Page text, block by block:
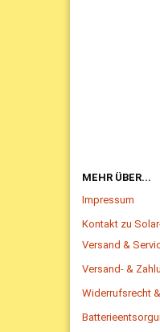
MEHR ÜBER...
Impressum
Kontakt zu
Versand &
Versand- &
Widerrufsrecht